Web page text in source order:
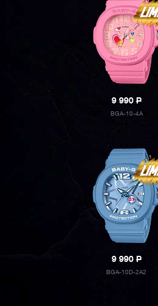
9 990P
BGA-10-4A
9 990P
BGA-10D-2A2